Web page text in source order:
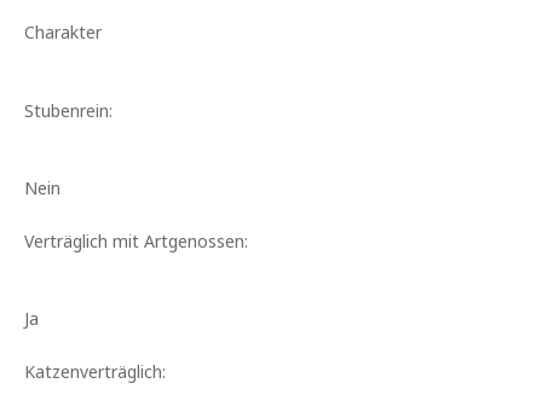
Charakter
Stubenrein:
Nein
Verträglich mit Artgenossen:
Ja
Katzenverträglich: